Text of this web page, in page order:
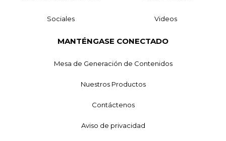
Sociales Videos
MANTÉNGASE CONECTADO
Mesa de Generación de Contenidos
Nuestros Productos
Contáctenos
Aviso de privacidad